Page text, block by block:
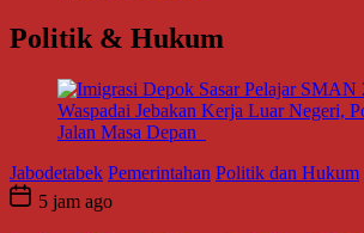
Politik & Hukum
Jabodetabek Pemerintahan Politik dan Hukum
5 jam ago